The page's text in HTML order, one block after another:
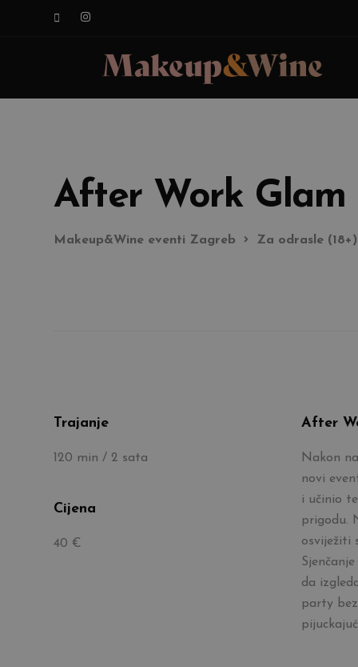
After Work
Makeup&Wine eventi Zagreb Za odrasle (18+)
Trajanje
120 min / 2 sata
Cijena
40 €
After
Nakon
novi
i učinio
prigodu.
osviježiti
da
party